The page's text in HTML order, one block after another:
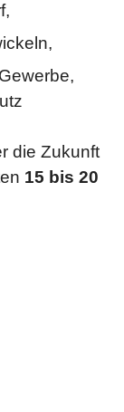
die Zukunft
15 bis 20